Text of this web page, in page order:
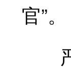
官”。
严